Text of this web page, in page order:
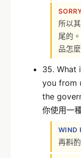
所以
尾的
品怎
35. What
you from
the
你使用一
WIND
再斟